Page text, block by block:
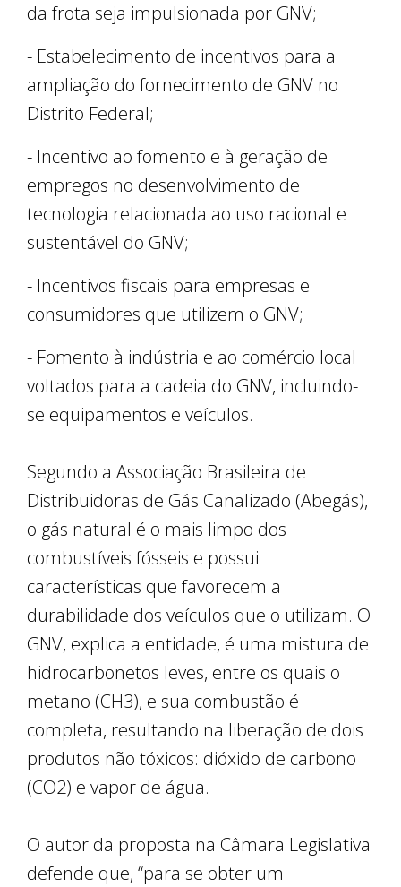
da frota seja impulsionada por GNV;
- Estabelecimento de incentivos para a
ampliação do fornecimento de GNV no
Distrito Federal;
- Incentivo ao fomento e à geração de
empregos no desenvolvimento de
tecnologia relacionada ao uso racional e
sustentável do GNV;
- Incentivos fiscais para empresas e
consumidores que utilizem o GNV;
- Fomento à indústria e ao comércio local
voltados para a cadeia do GNV, incluindo-
se equipamentos e veículos.
Segundo a Associação Brasileira de
Distribuidoras de Gás Canalizado (Abegás),
o gás natural é o mais limpo dos
combustíveis fósseis e possui
características que favorecem a
durabilidade dos veículos que o utilizam. O
GNV, explica a entidade, é uma mistura de
hidrocarbonetos leves, entre os quais o
metano (CH3), e sua combustão é
completa, resultando na liberação de dois
produtos não tóxicos: dióxido de carbono
(CO2) e vapor de água.
O autor da proposta na Câmara Legislativa
defende que, “para se obter um